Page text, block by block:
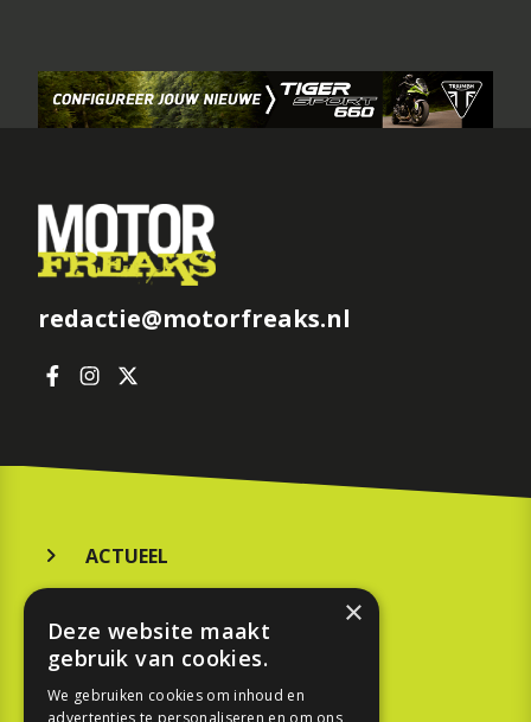
redactie@motorfreaks.nl
ACTUEEL
KOOPGIDS
TESTEN
×
Deze website maakt
gebruik van cookies.
We gebruiken cookies om inhoud en
advertenties te personaliseren en om ons